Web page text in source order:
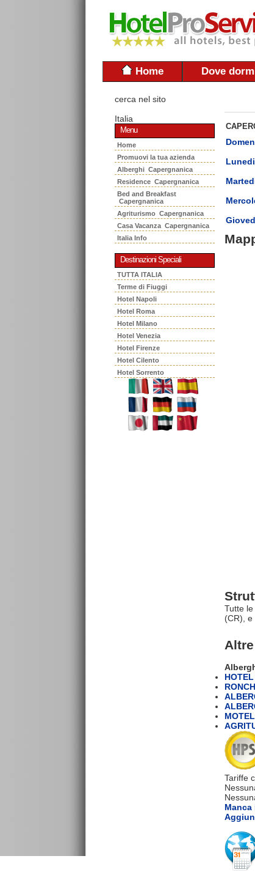
Home Dove
cerca nel sito
Italia
Menu
Home
Promuovi la tua azienda
Alberghi Capergnanica
Residence Capergnanica
Bed and Breakfast
Capergnanica
Agriturismo Capergnanica
Casa Vacanza Capergnanica
Italia Info
Destinazioni Speciali
TUTTA ITALIA
Terme di Fiuggi
Hotel Napoli
Hotel Roma
Hotel Milano
Hotel Venezia
Hotel Firenze
Hotel Cilento
Hotel Sorrento
Tutte
(CR), e
Tariffe